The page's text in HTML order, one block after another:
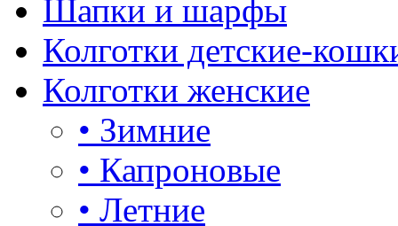
Шапки и шарфы
Колготки детские-
Колготки женские
• Зимние
• Капроновые
• Летние